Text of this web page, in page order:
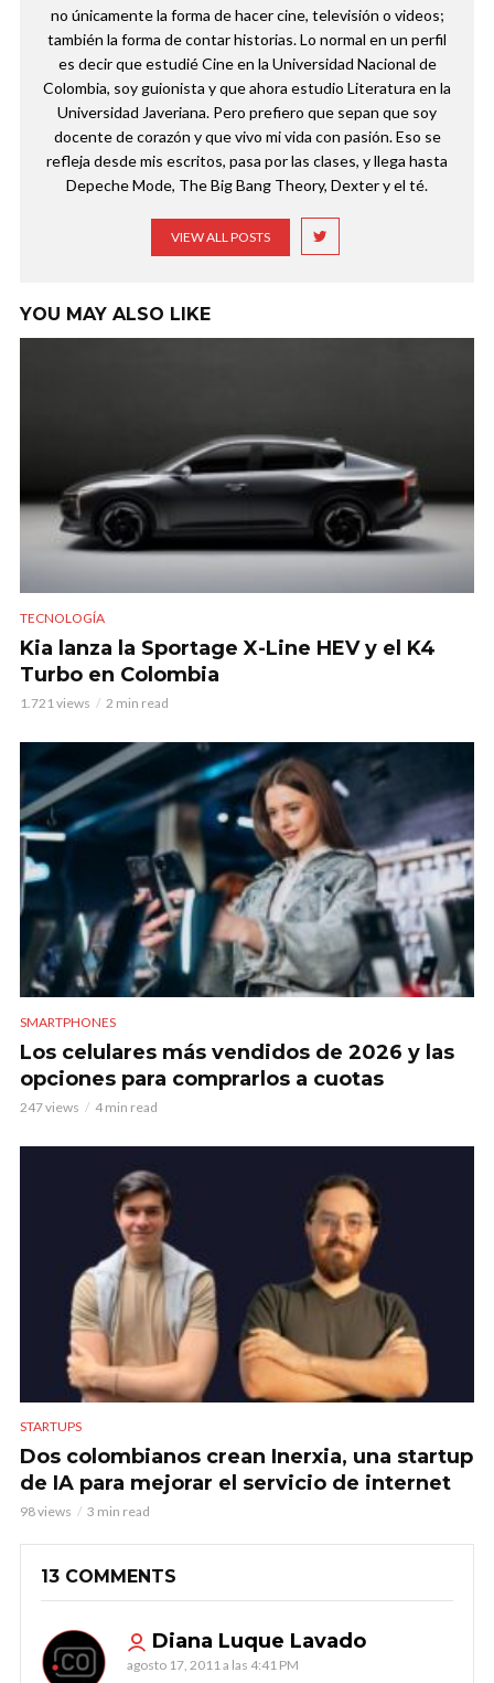
no únicamente la forma de hacer cine, televisión o videos;
también la forma de contar historias. Lo normal en un perfil
es decir que estudié Cine en la Universidad Nacional de
Colombia, soy guionista y que ahora estudio Literatura en la
Universidad Javeriana. Pero prefiero que sepan que soy
docente de corazón y que vivo mi vida con pasión. Eso se
refleja desde mis escritos, pasa por las clases, y llega hasta
Depeche Mode, The Big Bang Theory, Dexter y el té.
VIEW ALL POSTS
YOU MAY ALSO LIKE
TECNOLOGÍA
Kia lanza la Sportage X-Line HEV y el K4
Turbo en Colombia
1.721 views 2 min read
SMARTPHONES
Los celulares más vendidos de 2026 y las
opciones para comprarlos a cuotas
247 views 4 min read
STARTUPS
Dos colombianos crean Inerxia, una startup
de IA para mejorar el servicio de internet
98 views 3 min read
13 COMMENTS
Diana Luque Lavado
agosto 17, 2011 a las 4:41 PM